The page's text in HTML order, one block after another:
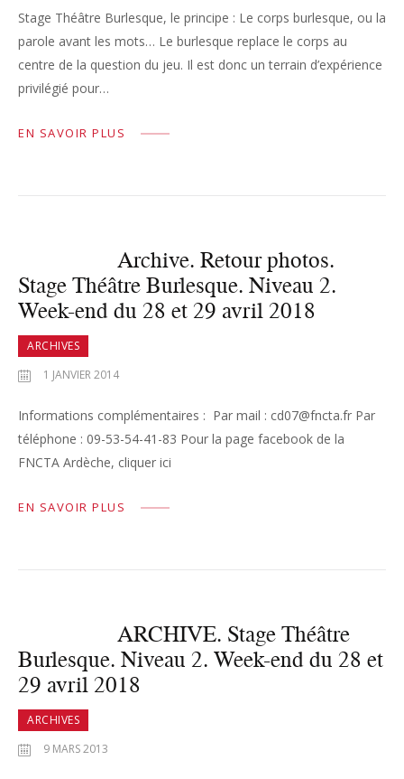
Stage Théâtre Burlesque, le principe : Le corps burlesque, ou la
parole avant les mots… Le burlesque replace le corps au
centre de la question du jeu. Il est donc un terrain d’expérience
privilégié pour…
EN SAVOIR PLUS
Archive. Retour photos.
Stage Théâtre Burlesque. Niveau 2.
Week-end du 28 et 29 avril 2018
ARCHIVES
1 JANVIER 2014
Informations complémentaires : Par mail : cd07@fncta.fr Par
téléphone : 09-53-54-41-83 Pour la page facebook de la
FNCTA Ardèche, cliquer ici
EN SAVOIR PLUS
ARCHIVE. Stage Théâtre
Burlesque. Niveau 2. Week-end du 28 et
29 avril 2018
ARCHIVES
9 MARS 2013